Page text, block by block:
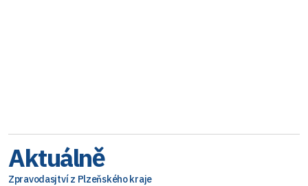
Aktuálně
Zpravodasjtví z Plzeňského kraje